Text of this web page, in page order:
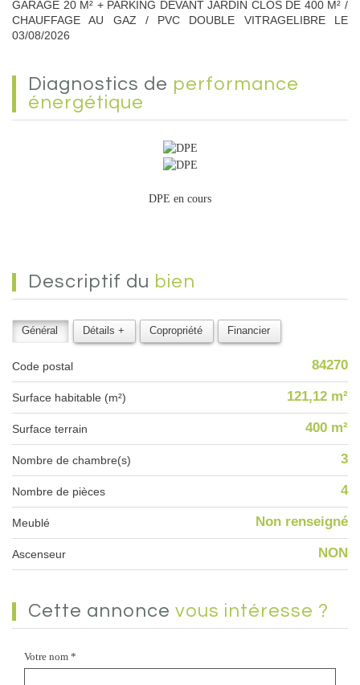
GARAGE 20 M² + PARKING DEVANT JARDIN CLOS DE 400 M² /
CHAUFFAGE AU GAZ / PVC DOUBLE VITRAGELIBRE LE
03/08/2026
diagnostics de performance
énergétique
DPE en cours
descriptif du bien
Général Détails + Copropriété Financier
Code postal 84270
Surface habitable (m²) 121,12 m²
surface terrain 400 m²
Nombre de chambre(s) 3
Nombre de pièces 4
Meublé Non renseigné
Ascenseur NON
cette annonce vous intéresse ?
Votre nom *